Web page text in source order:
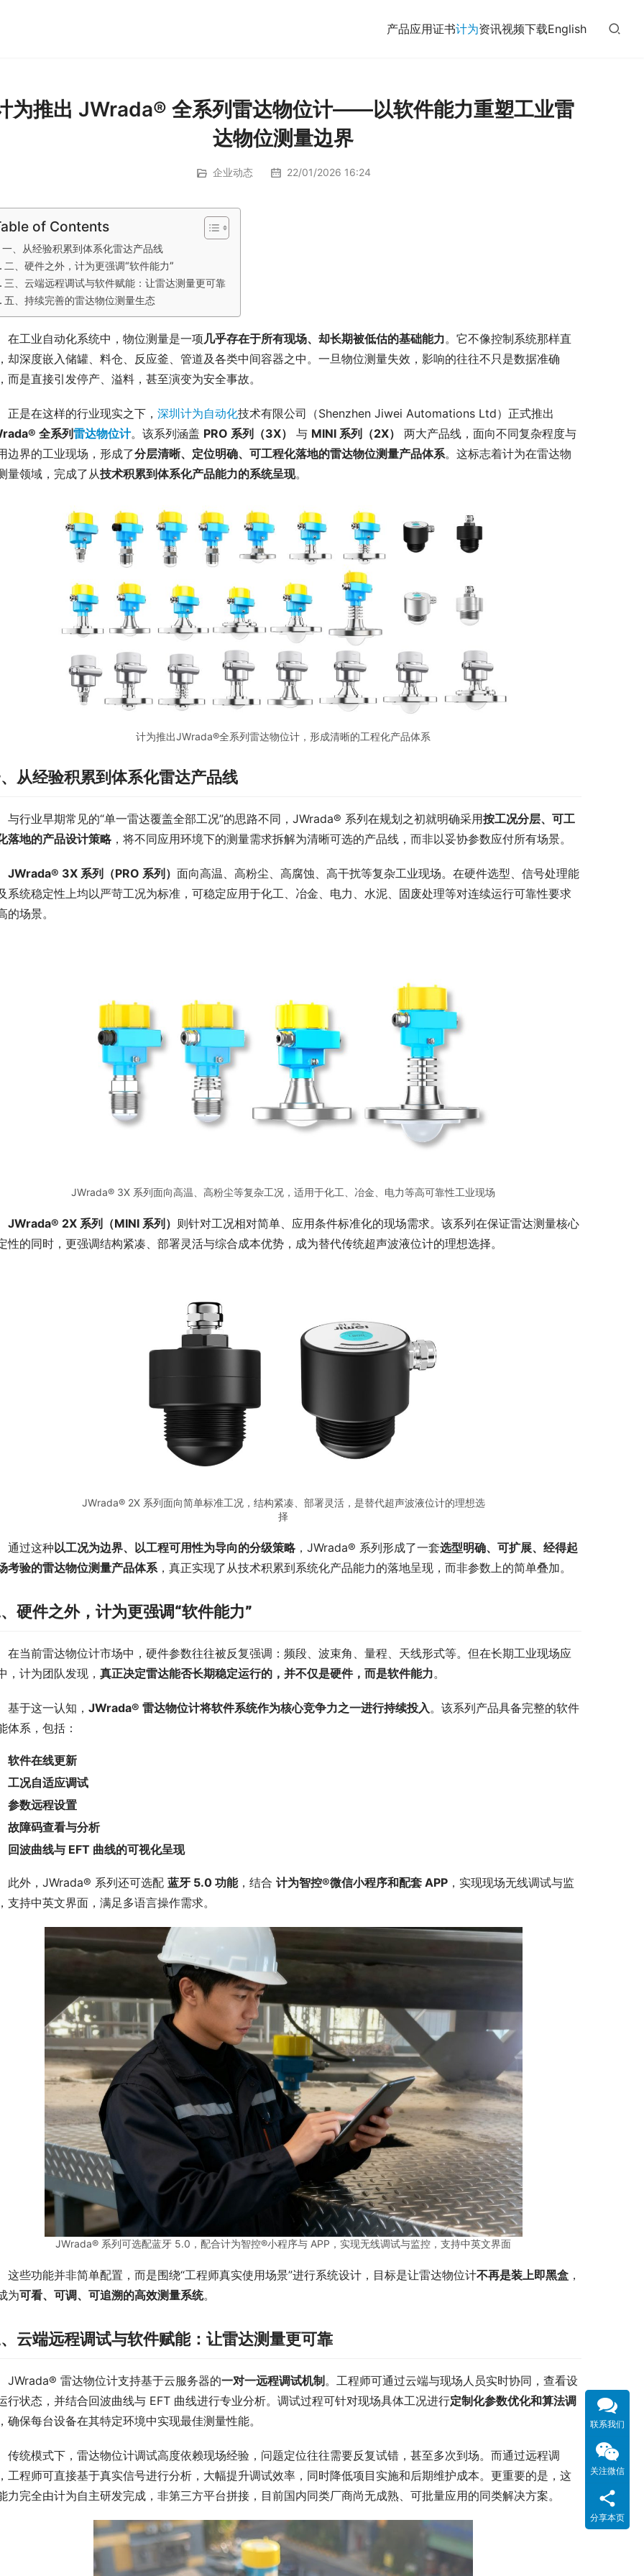
产品应用证书计为资讯视频下载English
为推出 JWrada® 全系列雷达物位计——以软件能力重塑工业雷
达物位测量边界
企业动态 22/01/2026 16:24
of Contents
一、从经验积累到体系化雷达产品线
二、硬件之外，计为更强调“软件能力”
三、云端远程调试与软件赋能：让雷达测量更可靠
五、持续完善的雷达物位测量生态
业自动化系统中，物位测量是一项 几乎存在于所有现场、却长期被低估的基础能力。它不像控制系统那样直
却深度嵌入储罐、料仓、反应釜、管道及各类中间容器之中。一旦物位测量失效，影响的往往不只是数据准确
而是直接引发停产、溢料，甚至演变为安全事故。
在这样的行业现实之下， 深圳计为自动化
全系列雷达物位计。该系列涵盖 PRO 系列（3X） 与 MINI 系列（2X）
两大产品线，面向不同复杂程度与
边界的工业现场，形成了分层清晰、定位明确、可工程化落地的雷达物位测量产品体系。这标志着计为在雷达物
量领域，完成了从技术积累到体系化产品能力的系统呈现。
计为推出JWrada®全系列雷达物位计，形成清晰的工程化产品体系
从经验积累到体系化雷达产品线
业早期常见的“单一雷达覆盖全部工况”的思路不同，JWrada® 系列在规划之初就明确采用按工况分层、可工
落地的产品设计策略，将不同应用环境下的测量需求拆解为清晰可选的产品线，而非以妥协参数应付所有场景。
JWrada® 3X 系列（PRO 系列） 面向高温、高粉尘、高腐蚀、高干扰等复杂工业现场。在硬件选型、信号处理能
系统稳定性上均以严苛工况为标准，可稳定应用于化工、冶金、电力、水泥、固废处理等对连续运行可靠性要求
的场景。
JWrada® 3X 系列面向高温、高粉尘等复杂工况，适用于化工、冶金、电力等高可靠性工业现场
JWrada® 2X 系列（MINI 系列） 则针对工况相对简单、应用条件标准化的现场需求。该系列在保证雷达测量核心
性的同时，更强调结构紧凑、部署灵活与综合成本优势，成为替代传统超声波液位计的理想选择。
JWrada® 2X 系列面向简单标准工况，结构紧凑、部署灵活，是替代超声波液位计的理想选
择
这种以工况为边界、以工程可用性为导向的分级策略，JWrada® 系列形成了一套选型明确、可扩展、经得起
考验的雷达物位测量产品体系 ，真正实现了从技术积累到系统化产品能力的落地呈现，而非参数上的简单叠加。
硬件之外，计为更强调“软件能力”
前雷达物位计市场中，硬件参数往往被反复强调：频段、波束角、量程、天线形式等。但在长期工业现场应
，计为团队发现， 真正决定雷达能否长期稳定运行的，并不仅是硬件，而是软件能力。
这一认知， JWrada® 雷达物位计将软件系统作为核心竞争力之一进行持续投入 。该系列产品具备完整的软件
体系，包括：
软件在线更新
工况自适应调试
参数远程设置
故障码查看与分析
回波曲线与 EFT 曲线的可视化呈现
，JWrada® 系列还可选配 蓝牙 5.0 功能，结合 计为智控®微信小程序和配套 APP ，实现现场无线调试与监
支持中英文界面，满足多语言操作需求。
JWrada® 系列可选配蓝牙 5.0，配合计为智控®小程序与 APP，实现无线调试与监控，支持中英文界面
功能并非简单配置，而是围绕“工程师真实使用场景”进行系统设计，目标是让雷达物位计不再是装上即黑盒 ，
为可看、可调、可追溯的高效测量系统。
云端远程调试与软件赋能：让雷达测量更可靠
雷达物位计支持基于云服务器的一对一远程调试机制。工程师可通过云端与现场人员实时协同，查看设
行状态，并结合回波曲线与 EFT 曲线进行专业分析。调试过程可针对现场具体工况进行定制化参数优化和算法调
确保每台设备在其特定环境中实现最佳测量性能。
模式下，雷达物位计调试高度依赖现场经验，问题定位往往需要反复试错，甚至多次到场。而通过远程调
工程师可直接基于真实信号进行分析，大幅提升调试效率，同时降低项目实施和后期维护成本。更重要的是，这
力完全由计为自主研发完成，非第三方平台拼接，目前国内同类厂商尚无成熟、可批量应用的同类解决方案。
联系我们
关注微信
分享本页